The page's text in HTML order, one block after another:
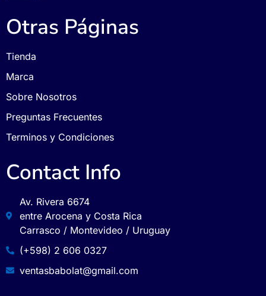
Otras Páginas
Tienda
Marca
Sobre Nosotros
Preguntas Frecuentes
Terminos y Condiciones
Contact Info
Av. Rivera 6674
entre Arocena y Costa Rica
Carrasco / Montevideo / Uruguay
(+598) 2 606 0327
ventasbabolat@gmail.com